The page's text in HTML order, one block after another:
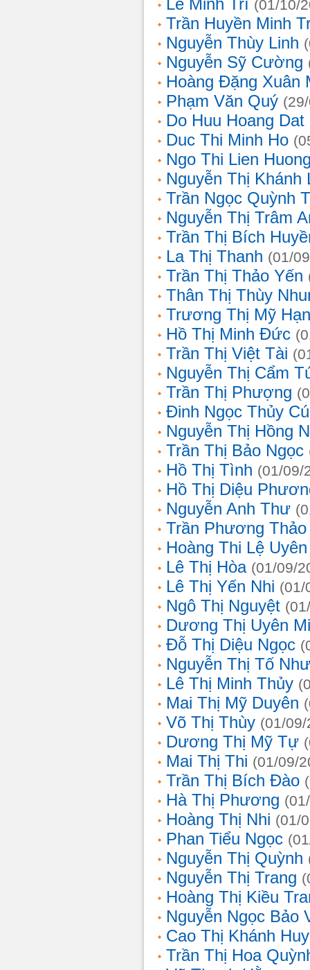
Lê Minh Trí (01/10/
Trần Huyền Minh
Nguyễn Thùy Linh
Nguyễn Sỹ Cường
Hoàng Đặng Xuân
Phạm Văn Quý
Do Huu Hoang Dat
Duc Thi Minh Ho
Ngo Thi Lien
Nguyễn Thị Khánh
Trần Ngọc Quỳnh
Nguyễn Thị Trâm
Trần Thị Bích
La Thị Thanh (01/
Trần Thị Thảo Yến
Thân Thị Thùy
Trương Thị Mỹ
Hồ Thị Minh Đức
Trần Thị Việt Tài
Nguyễn Thị Cẩm
Trần Thị Phượng
Đinh Ngọc Thủy
Nguyễn Thị Hồng
Trần Thị Bảo Ngọc
Hồ Thị Tình (01/09/
Hồ Thị Diệu
Nguyễn Anh Thư
Trần Phương Thảo
Hoàng Thi Lệ Uyên
Lê Thị Hòa (01/09/
Lê Thị Yến Nhi (01/
Ngô Thị Nguyệt
Dương Thị Uyên Mi
Đỗ Thị Diệu Ngọc
Nguyễn Thị Tố Như
Lê Thị Minh Thủy
Mai Thị Mỹ Duyên
Võ Thị Thùy (01/
Dương Thị Mỹ Tự
Mai Thị Thi (01/09/
Trần Thị Bích Đào
Hà Thị Phương
Hoàng Thị Nhi (01/
Phan Tiểu Ngọc
Nguyễn Thị Quỳnh
Nguyễn Thị Trang
Hoàng Thị Kiều
Nguyễn Ngọc Bảo
Cao Thị Khánh
Trần Thị Hoa